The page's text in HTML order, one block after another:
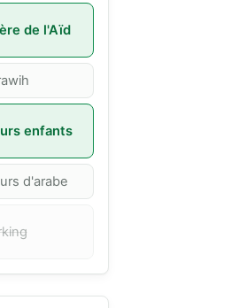
de l'Aïd
enfants
d'arabe